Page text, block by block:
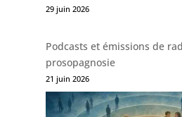
29 juin 2026
Podcasts et émissions de
prosopagnosie
21 juin 2026